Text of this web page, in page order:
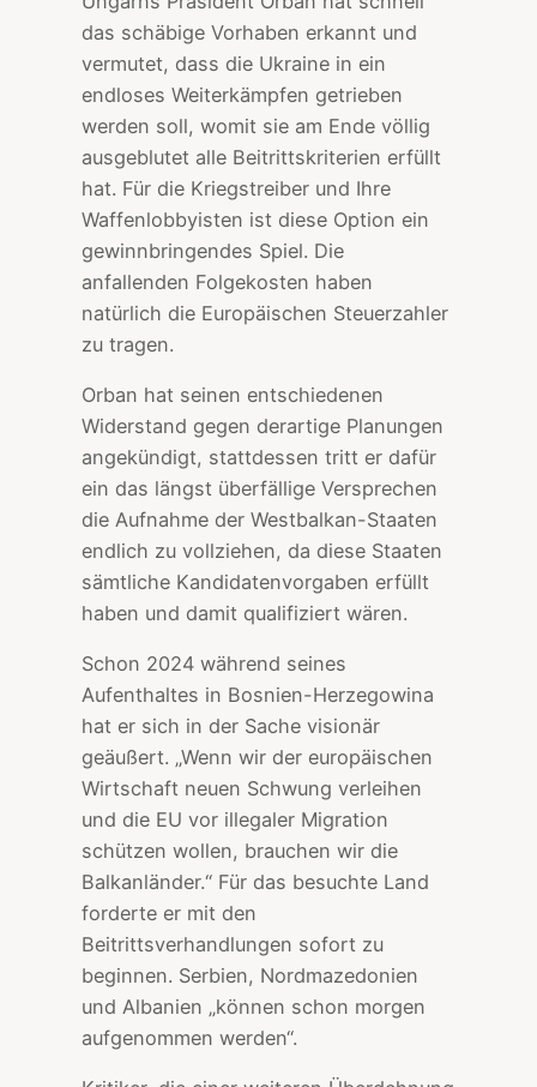
das schäbige Vorhaben erkannt und
vermutet, dass die Ukraine in ein
endloses Weiterkämpfen getrieben
werden soll, womit sie am Ende völlig
ausgeblutet alle Beitrittskriterien erfüllt
hat. Für die Kriegstreiber und Ihre
Waffenlobbyisten ist diese Option ein
gewinnbringendes Spiel. Die
anfallenden Folgekosten haben
natürlich die Europäischen Steuerzahler
zu tragen.
Orban hat seinen entschiedenen
Widerstand gegen derartige Planungen
angekündigt, stattdessen tritt er dafür
ein das längst überfällige Versprechen
die Aufnahme der Westbalkan-Staaten
endlich zu vollziehen, da diese Staaten
sämtliche Kandidatenvorgaben erfüllt
haben und damit qualifiziert wären.
Schon 2024 während seines
Aufenthaltes in Bosnien-Herzegowina
hat er sich in der Sache visionär
geäußert. „Wenn wir der europäischen
Wirtschaft neuen Schwung verleihen
und die EU vor illegaler Migration
schützen wollen, brauchen wir die
Balkanländer.“ Für das besuchte Land
forderte er mit den
Beitrittsverhandlungen sofort zu
beginnen. Serbien, Nordmazedonien
und Albanien „können schon morgen
aufgenommen werden“.